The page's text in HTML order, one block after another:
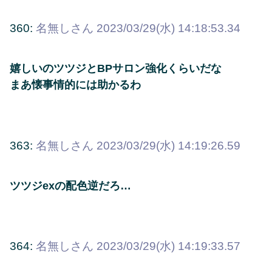
360: 名無しさん 2023/03/29(水) 14:18:53.34
嬉しいのツツジとBPサロン強化くらいだな
まあ懐事情的には助かるわ
363: 名無しさん 2023/03/29(水) 14:19:26.59
ツツジexの配色逆だろ…
364: 名無しさん 2023/03/29(水) 14:19:33.57